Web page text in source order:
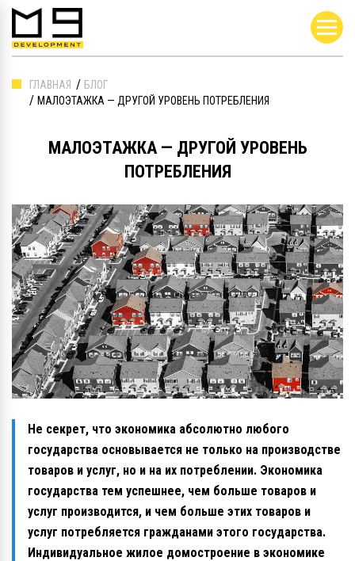
ГЛАВНАЯ
БЛОГ
МАЛОЭТАЖКА — ДРУГОЙ УРОВЕНЬ ПОТРЕБЛЕНИЯ
МАЛОЭТАЖКА — ДРУГОЙ УРОВЕНЬ
ПОТРЕБЛЕНИЯ
Не секрет, что экономика абсолютно любого
государства основывается не только на производстве
товаров и услуг, но и на их потреблении. Экономика
государства тем успешнее, чем больше товаров и
услуг производится, и чем больше этих товаров и
услуг потребляется гражданами этого государства.
Индивидуальное жилое домостроение в экономике